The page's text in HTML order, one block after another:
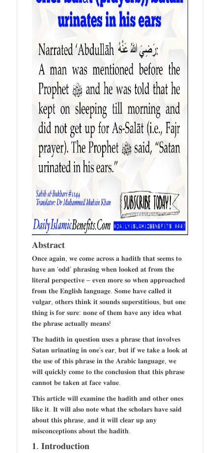
𝐀𝐛𝐬𝐭𝐫𝐚𝐜𝐭
𝐎𝐧𝐜𝐞 𝐚𝐠𝐚𝐢𝐧, 𝐰𝐞 𝐜𝐨𝐦𝐞 𝐚𝐜𝐫𝐨𝐬𝐬 𝐚 𝐡𝐚𝐝𝐢𝐭𝐡 𝐭𝐡𝐚𝐭 𝐬𝐞𝐞𝐦𝐬 𝐭𝐨
𝐡𝐚𝐯𝐞 𝐚𝐧 ‘𝐨𝐝𝐝’ 𝐩𝐡𝐫𝐚𝐬𝐢𝐧𝐠 𝐰𝐡𝐞𝐧 𝐥𝐨𝐨𝐤𝐞𝐝 𝐚𝐭 𝐟𝐫𝐨𝐦 𝐭𝐡𝐞
𝐥𝐢𝐭𝐞𝐫𝐚𝐥 𝐩𝐞𝐫𝐬𝐩𝐞𝐜𝐭𝐢𝐯𝐞 – 𝐞𝐯𝐞𝐧 𝐦𝐨𝐫𝐞 𝐬𝐨 𝐰𝐡𝐞𝐧 𝐚𝐩𝐩𝐫𝐨𝐚𝐜𝐡𝐞𝐝
𝐟𝐫𝐨𝐦 𝐭𝐡𝐞 𝐄𝐧𝐠𝐥𝐢𝐬𝐡 𝐥𝐚𝐧𝐠𝐮𝐚𝐠𝐞. 𝐒𝐨𝐦𝐞 𝐡𝐚𝐯𝐞 𝐜𝐚𝐥𝐥𝐞𝐝 𝐢𝐭
𝐯𝐮𝐥𝐠𝐚𝐫, 𝐨𝐭𝐡𝐞𝐫𝐬 𝐭𝐡𝐢𝐧𝐤 𝐢𝐭 𝐬𝐨𝐮𝐧𝐝𝐬 𝐬𝐮𝐩𝐞𝐫𝐬𝐭𝐢𝐭𝐢𝐨𝐮𝐬, 𝐛𝐮𝐭 𝐨𝐧𝐞
𝐭𝐡𝐢𝐧𝐠 𝐢𝐬 𝐟𝐨𝐫 𝐬𝐮𝐫𝐞: 𝐧𝐨𝐧𝐞 𝐨𝐟 𝐭𝐡𝐞𝐦 𝐡𝐚𝐯𝐞 𝐚𝐧𝐲 𝐢𝐝𝐞𝐚 𝐰𝐡𝐚𝐭
𝐭𝐡𝐞 𝐩𝐡𝐫𝐚𝐬𝐞 𝐚𝐜𝐭𝐮𝐚𝐥𝐥𝐲 𝐦𝐞𝐚𝐧𝐬!
𝐓𝐡𝐞 𝐡𝐚𝐝𝐢𝐭𝐡 𝐢𝐧 𝐪𝐮𝐞𝐬𝐭𝐢𝐨𝐧 𝐮𝐬𝐞𝐬 𝐚 𝐩𝐡𝐫𝐚𝐬𝐞 𝐭𝐡𝐚𝐭 𝐢𝐧𝐯𝐨𝐥𝐯𝐞𝐬
𝐒𝐚𝐭𝐚𝐧 𝐮𝐫𝐢𝐧𝐚𝐭𝐢𝐧𝐠 𝐢𝐧 𝐨𝐧𝐞’𝐬 𝐞𝐚𝐫, 𝐛𝐮𝐭 𝐢𝐟 𝐰𝐞 𝐭𝐚𝐤𝐞 𝐚 𝐥𝐨𝐨𝐤 𝐚𝐭
𝐭𝐡𝐞 𝐮𝐬𝐞 𝐨𝐟 𝐭𝐡𝐢𝐬 𝐩𝐡𝐫𝐚𝐬𝐞 𝐢𝐧 𝐭𝐡𝐞 𝐀𝐫𝐚𝐛𝐢𝐜 𝐥𝐚𝐧𝐠𝐮𝐚𝐠𝐞, 𝐰𝐞
𝐰𝐢𝐥𝐥 𝐪𝐮𝐢𝐜𝐤𝐥𝐲 𝐜𝐨𝐦𝐞 𝐭𝐨 𝐭𝐡𝐞 𝐜𝐨𝐧𝐜𝐥𝐮𝐬𝐢𝐨𝐧 𝐭𝐡𝐚𝐭 𝐭𝐡𝐢𝐬 𝐩𝐡𝐫𝐚𝐬𝐞
𝐜𝐚𝐧𝐧𝐨𝐭 𝐛𝐞 𝐭𝐚𝐤𝐞𝐧 𝐚𝐭 𝐟𝐚𝐜𝐞 𝐯𝐚𝐥𝐮𝐞.
𝐓𝐡𝐢𝐬 𝐚𝐫𝐭𝐢𝐜𝐥𝐞 𝐰𝐢𝐥𝐥 𝐞𝐱𝐚𝐦𝐢𝐧𝐞 𝐭𝐡𝐞 𝐡𝐚𝐝𝐢𝐭𝐡 𝐚𝐧𝐝 𝐨𝐭𝐡𝐞𝐫 𝐨𝐧𝐞𝐬
𝐥𝐢𝐤𝐞 𝐢𝐭. 𝐈𝐭 𝐰𝐢𝐥𝐥 𝐚𝐥𝐬𝐨 𝐧𝐨𝐭𝐞 𝐰𝐡𝐚𝐭 𝐭𝐡𝐞 𝐬𝐜𝐡𝐨𝐥𝐚𝐫𝐬 𝐡𝐚𝐯𝐞 𝐬𝐚𝐢𝐝
𝐚𝐛𝐨𝐮𝐭 𝐭𝐡𝐢𝐬 𝐩𝐡𝐫𝐚𝐬𝐞, 𝐚𝐧𝐝 𝐢𝐭 𝐰𝐢𝐥𝐥 𝐜𝐥𝐞𝐚𝐫 𝐮𝐩 𝐚𝐧𝐲
𝐦𝐢𝐬𝐜𝐨𝐧𝐜𝐞𝐩𝐭𝐢𝐨𝐧𝐬 𝐚𝐛𝐨𝐮𝐭 𝐭𝐡𝐞 𝐡𝐚𝐝𝐢𝐭𝐡.
𝟏. 𝐈𝐧𝐭𝐫𝐨𝐝𝐮𝐜𝐭𝐢𝐨𝐧